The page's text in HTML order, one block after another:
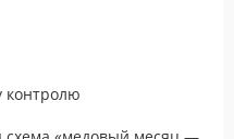
контролю